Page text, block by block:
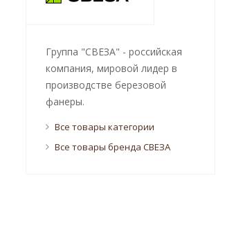
Группа "СВЕЗА" - российская
компания, мировой лидер в
производстве березовой
фанеры.
Все товары категории
Все товары бренда СВЕЗА